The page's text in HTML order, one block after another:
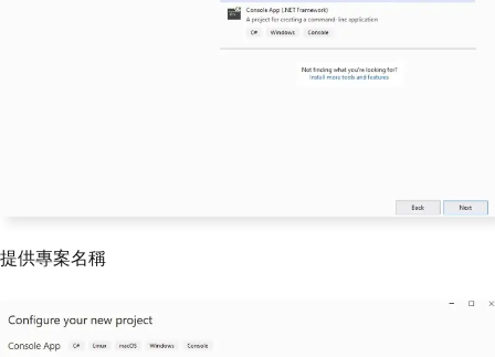
提供專案名稱